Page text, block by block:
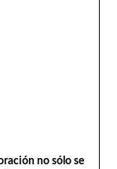
no sólo se